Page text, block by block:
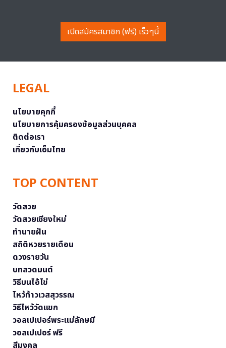
เปิดสมัครสมาชิก (ฟรี) เร็วๆนี้
LEGAL
นโยบายคุกกี้
นโยบายการคุ้มครองข้อมูลส่วนบุคคล
ติดต่อเรา
เกี่ยวกับเอ็มไทย
TOP CONTENT
วัดสวย
วัดสวยเชียงใหม่
ทำนายฝัน
สถิติหวยรายเดือน
ดวงรายวัน
บทสวดมนต์
วิธีบนไอ้ไข่
ไหว้ท้าวเวสสุวรรณ
วิธีไหว้วัดแขก
วอลเปเปอร์พระแม่ลักษมี
วอลเปเปอร์ ฟรี
สีมงคล